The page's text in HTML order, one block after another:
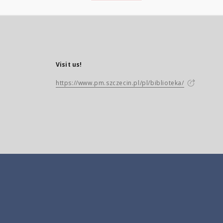
Visit us!
https://www.pm.szczecin.pl/pl/biblioteka/